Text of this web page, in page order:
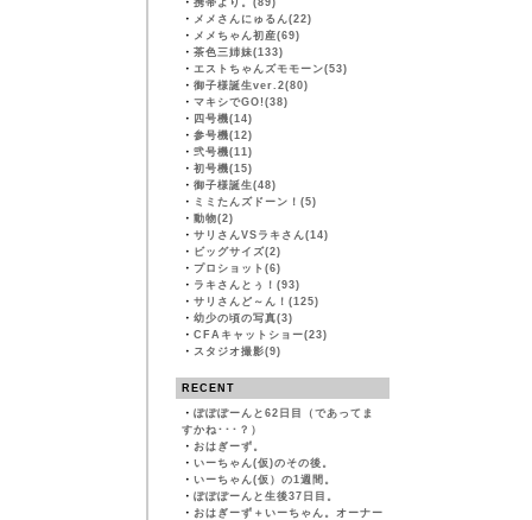
・ 携帯より。(89)
・ メメさんにゅるん(22)
・ メメちゃん初産(69)
・ 茶色三姉妹(133)
・ エストちゃんズモモーン(53)
・ 御子様誕生ver.2(80)
・ マキシでGO!(38)
・ 四号機(14)
・ 参号機(12)
・ 弐号機(11)
・ 初号機(15)
・ 御子様誕生(48)
・ ミミたんズドーン！(5)
・ 動物(2)
・ サリさんVSラキさん(14)
・ ビッグサイズ(2)
・ プロショット(6)
・ ラキさんとぅ！(93)
・ サリさんど～ん！(125)
・ 幼少の頃の写真(3)
・ CFAキャットショー(23)
・ スタジオ撮影(9)
RECENT
・ ぽぽぽーんと62日目（であってま
すかね･･･？）
・ おはぎーず。
・ いーちゃん(仮)のその後。
・ いーちゃん(仮）の1週間。
・ ぽぽぽーんと生後37日目。
・ おはぎーず＋いーちゃん。オーナー